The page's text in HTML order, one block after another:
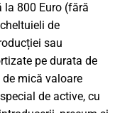
la 800 Euro (fără
de
sau
pe durata de
mică valoare
de active, cu